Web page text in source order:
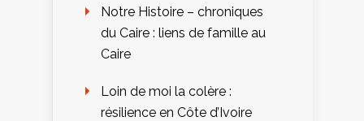
Notre Histoire – chroniques
du Caire : liens de famille au
Caire
Loin de moi la colère :
résilience en Côte d’Ivoire